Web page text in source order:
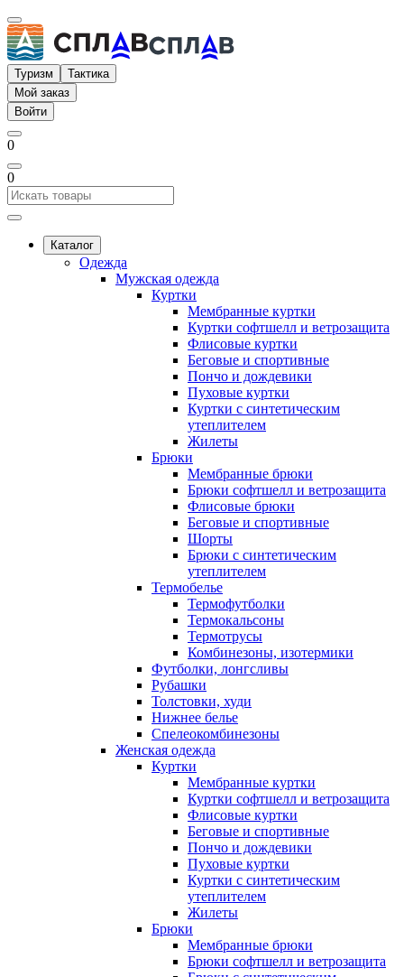
Туризм
Тактика
Мой заказ
Войти
0
0
Каталог
Одежда
Мужская одежда
Куртки
Мембранные куртки
Куртки софтшелл и ветрозащита
Флисовые куртки
Беговые и спортивные
Пончо и дождевики
Пуховые куртки
Куртки с синтетическим
утеплителем
Жилеты
Брюки
Мембранные брюки
Брюки софтшелл и ветрозащита
Флисовые брюки
Беговые и спортивные
Шорты
Брюки с синтетическим
утеплителем
Термобелье
Термофутболки
Термокальсоны
Термотрусы
Комбинезоны, изотермики
Футболки, лонгсливы
Рубашки
Толстовки, худи
Нижнее белье
Спелеокомбинезоны
Женская одежда
Куртки
Мембранные куртки
Куртки софтшелл и ветрозащита
Флисовые куртки
Беговые и спортивные
Пончо и дождевики
Пуховые куртки
Куртки с синтетическим
утеплителем
Жилеты
Брюки
Мембранные брюки
Брюки софтшелл и ветрозащита